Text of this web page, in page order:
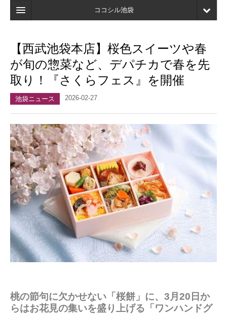
ココシル池袋
検索
店舗・施設最新情報
口コミ
マイページ
ブックマーク
【西武池袋本店】桜色スイーツや春
が旬の惣菜など、デパチカで春を先
取り！『さくらフェス』を開催
池袋ニュース 2026-02-27
桃の節句に欠かせない「桜餅」に、3月20日か
らはお花見の集いを盛り上げる「ワンハンドグ